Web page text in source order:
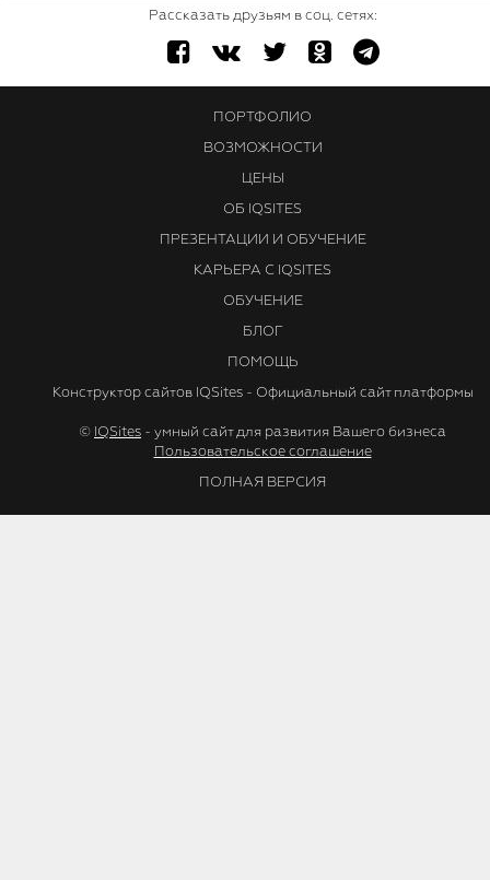
Рассказать друзьям в соц. сетях:
ПОРТФОЛИО
ВОЗМОЖНОСТИ
ЦЕНЫ
ОБ IQSITES
ПРЕЗЕНТАЦИИ И ОБУЧЕНИЕ
КАРЬЕРА С IQSITES
ОБУЧЕНИЕ
БЛОГ
ПОМОЩЬ
Конструктор сайтов IQSites - Официальный сайт платформы
© IQSites - умный сайт для развития Вашего бизнеса
Пользовательское соглашение
ПОЛНАЯ ВЕРСИЯ